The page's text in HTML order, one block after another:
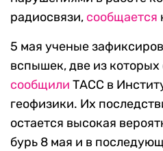
радиосвязи, сообщается
5 мая ученые
вспышек, две из которых
сообщили ТАСС в
геофизики. Их
остается высокая
бурь 8 мая и в